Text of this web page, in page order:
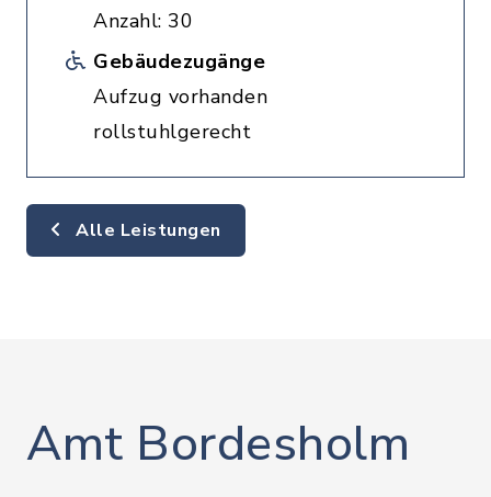
Anzahl: 30
Gebäudezugänge
Aufzug vorhanden
rollstuhlgerecht
Alle Leistungen
Amt Bordesholm